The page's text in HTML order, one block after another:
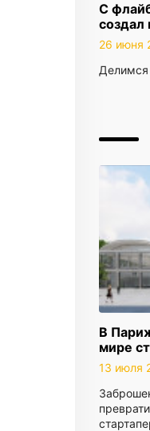
С
создал
26 июня
В
мире
13 июля